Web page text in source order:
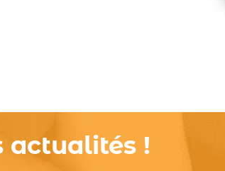
actualités !